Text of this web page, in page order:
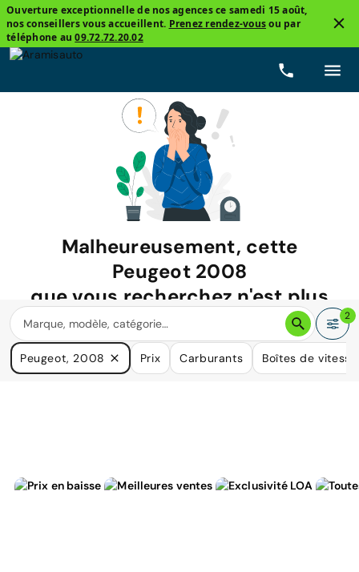
Ouverture exceptionnelle de nos agences ce samedi 15 août,
nos conseillers vous accueillent. Prenez rendez-vousou par
téléphone au09.72.72.20.02
Malheureusement, cette
Peugeot 2008
que vous recherchez n'est plus
disponible.
Nous avons de nombreuses voitures qui pourraient répondre
à vos besoins.
2
Peugeot, 2008 Prix Carburants Boîtes de vitesse